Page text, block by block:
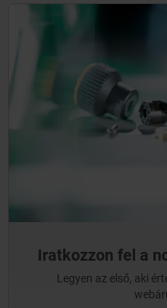
Iratkozzon fel a
Legyen az első, aki